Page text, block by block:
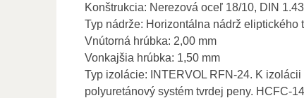
Konštrukcia: Nerezová oceľ 18/10, DIN
Typ nádrže: Horizontálna nádrž eliptického
Vnútorná hrúbka: 2,00 mm
Vonkajšia hrúbka: 1,50 mm
Typ izolácie: INTERVOL RFN-24. K
polyuretánový systém tvrdej peny. HCFC-